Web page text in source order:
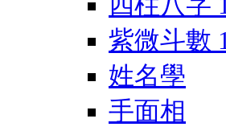
紫微斗數 1
姓名學
手面相